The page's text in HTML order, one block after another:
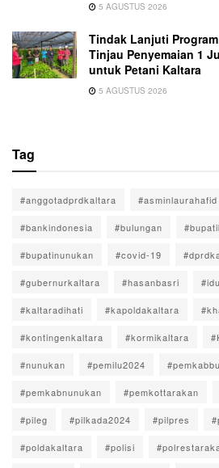
5 AGUSTUS 2026
Tindak Lanjuti
Tinjau Penyemaian 1
untuk Petani Kaltara
5 AGUSTUS 2026
Tag
#anggotadprdkaltara #asminlaurahafid
#bankindonesia #bulungan
#bupatinunukan #covid-19
#gubernurkaltara #hasanbasri
#kaltaradihati #kapoldakaltara
#kontingenkaltara #kormikaltara
#nunukan #pemilu2024
#pemkabnunukan #pemkottarakan
#pileg #pilkada2024 #pilpres
#poldakaltara #polisi